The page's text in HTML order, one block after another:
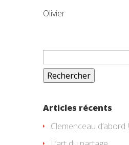
Olivier
Rechercher :
Articles récents
Clemenceau d’abord !